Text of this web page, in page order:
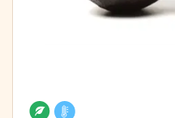
Lífrænt